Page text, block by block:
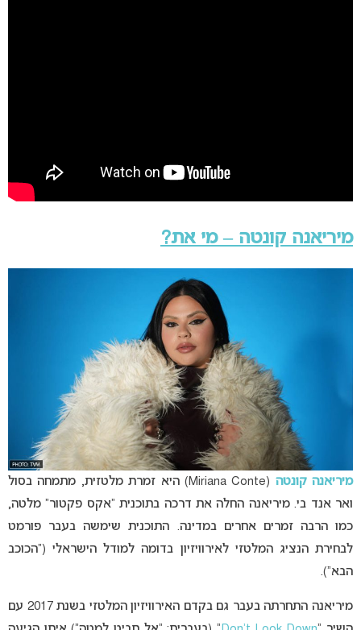
מיריאנה קונטה – מי את?
מיריאנה קונטה
(Miriana Conte) היא זמרת מלטזית, מתמחה בסול
ואר אנד בי. מיריאנה החלה את דרכה בתוכנית “אקס פקטור” מלטה,
כמו הרבה זמרים אחרים במדינה. התוכנית שימשה בעבר פורמט
לבחירת הנציג המלטזי לאירוויזיון בדומה למודל הישראלי (“הכוכב
הבא”).
מיריאנה התחרתה בעבר גם בקדם האירוויזיון המלטזי בשנת 2017 עם